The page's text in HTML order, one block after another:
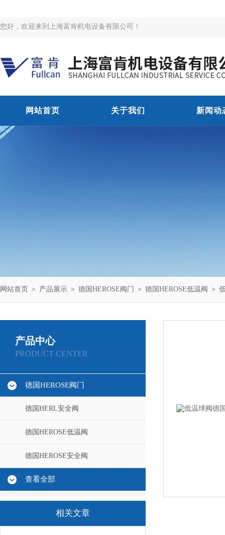
您好，欢迎来到上海富肯机电设备有限公司！
网站首页 关于我们 新闻动
网站首页 ＞ 产品展示 ＞ 德国HEROSE阀门 ＞ 德国HEROSE低温阀 ＞
产品中心
PRODUCT CENTER
德国HEROSE阀门
德国HERL安全阀
德国HEROSE低温阀
德国HEROSE安全阀
查看全部
相关文章